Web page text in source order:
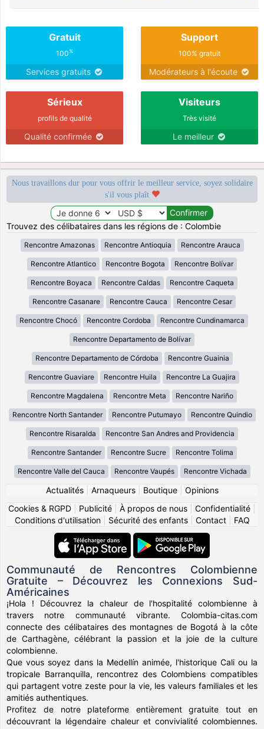
Gratuit
100%
Services gratuits
Support
100% gratuit
Modérateurs à l'écoute
Sérieux
profils de qualité
Qualité confirmée
Visiteurs
Très visité
Le meilleur
Nous travaillons dur pour vous offrir le meilleur service, soyez solidaire
s'il vous plaît
Trouvez des célibataires dans les régions de : Colombie
Rencontre Amazonas Rencontre Antioquia Rencontre Arauca
Rencontre Atlantico Rencontre Bogota Rencontre Bolívar
Rencontre Boyaca Rencontre Caldas Rencontre Caqueta
Rencontre Casanare Rencontre Cauca Rencontre Cesar
Rencontre Chocó Rencontre Cordoba Rencontre Cundinamarca
Rencontre Departamento de Bolívar
Rencontre Departamento de Córdoba Rencontre Guainia
Rencontre Guaviare Rencontre Huila Rencontre La Guajira
Rencontre Magdalena Rencontre Meta Rencontre Nariño
Rencontre North Santander Rencontre Putumayo Rencontre Quindio
Rencontre Risaralda Rencontre San Andres and Providencia
Rencontre Santander Rencontre Sucre Rencontre Tolima
Rencontre Valle del Cauca Rencontre Vaupés Rencontre Vichada
Actualités| Arnaqueurs| Boutique| Opinions
Cookies & RGPD
Publicité À propos de nous Confidentialité
Conditions d'utilisation| Sécurité des enfants| Contact| FAQ
Communauté de Rencontres Colombienne
Gratuite – Découvrez les Connexions Sud-
Américaines
¡Hola ! Découvrez la chaleur de l'hospitalité colombienne à
travers notre communauté vibrante. Colombia-citas.com
connecte des célibataires des montagnes de Bogotá à la côte
de Carthagène, célébrant la passion et la joie de la culture
colombienne.
Que vous soyez dans la Medellín animée, l'historique Cali ou la
tropicale Barranquilla, rencontrez des Colombiens compatibles
qui partagent votre zeste pour la vie, les valeurs familiales et les
amitiés authentiques.
Profitez de notre plateforme entièrement gratuite tout en
découvrant la légendaire chaleur et convivialité colombiennes.